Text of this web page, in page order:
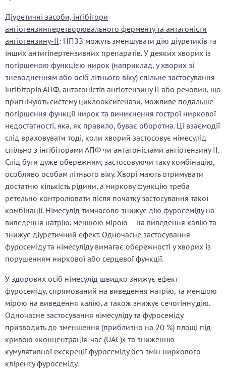
Діуретичні засоби, інгібітори
ангіотензинперетворювального ферменту та антагоністи
ангіотензину-ІІ: НПЗЗ можуть зменшувати дію діуретиків та
інших антигіпертензивних препаратів. У деяких хворих із
погіршеною функцією нирок (наприклад, у хворих зі
зневодненням або осіб літнього віку) спільне застосування
інгібіторів АПФ, антагоністів ангіотензину ІІ або речовин, що
пригнічують систему циклооксигенази, можливе подальше
погіршення функції нирок та виникнення гострої ниркової
недостатності, яка, як правило, буває оборотна. Ці взаємодії
слід враховувати тоді, коли хворий застосовує німесулід
спільно з інгібіторами АПФ чи антагоністами ангіотензину ІІ.
Слід бути дуже обережним, застосовуючи таку комбінацію,
особливо особам літнього віку. Хворі мають отримувати
достатню кількість рідини, а ниркову функцію треба
ретельно контролювати після початку застосування такої
комбінації. Німесулід тимчасово знижує дію фуросеміду на
виведення натрію, меншою мірою – на виведення калію та
знижує діуретичний ефект. Одночасне застосування
фуросеміду та німесуліду вимагає обережності у хворих із
порушенням ниркової або серцевої функції.
У здорових осіб німесулід швидко знижує ефект
фуросеміду, спрямований на виведення натрію, та меншою
мірою на виведення калію, а також знижує сечогінну дію.
Одночасне застосування німесуліду та фуросеміду
призводить до зменшення (приблизно на 20 %) площі під
кривою «концентрація-час (UAC)» та зниженню
кумулятивної екскреції фуросеміду без змін ниркового
кліренсу фуросеміду.